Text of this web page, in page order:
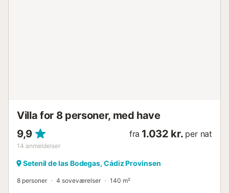
Villa for 8 personer, med have
9,9
14 anmeldelser
fra 1.032 kr. per nat
Setenil de las Bodegas, Cádiz Provinsen
8 personer 4 soveværelser 140 m²